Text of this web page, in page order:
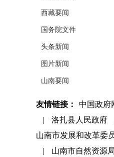
西藏要闻
国务院文件
头条新闻
图片新闻
山南要闻
友情链接： 中国政府
|
洛扎县人民政府
山南市发展和改革委
|
山南市自然资源